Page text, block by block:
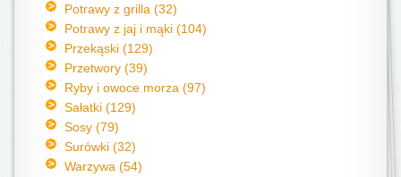
Potrawy z grilla (32)
Potrawy z jaj i mąki (104)
Przekąski (129)
Przetwory (39)
Ryby i owoce morza (97)
Sałatki (129)
Sosy (79)
Surówki (32)
Warzywa (54)